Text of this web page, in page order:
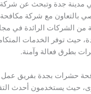
مدينة جدة وتبحث عن
بالتعاون مع شركة
من الشركات الرائدة في
حيث توفر الخدمات
بطرق فعالة وآمنة.
حشرات بجدة بفريق
حيث يستخدمون أحدث